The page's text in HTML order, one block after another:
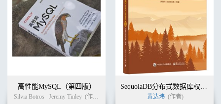
高性能MySQL（第四版）
Silvia Botros Jeremy Tinley (作者) 张新铭 (译者)
SequoiaDB分布式数据库权威指南
黄达玮 (作者)